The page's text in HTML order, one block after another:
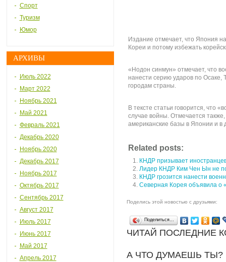
Спорт
Туризм
Юмор
АРХИВЫ
Июль 2022
Март 2022
Ноябрь 2021
Май 2021
Февраль 2021
Декабрь 2020
Ноябрь 2020
Декабрь 2017
Ноябрь 2017
Октябрь 2017
Сентябрь 2017
Август 2017
Июль 2017
Июнь 2017
Май 2017
Апрель 2017
Издание отмечает, что Япония
Кореи и потому избежать
«Нодон синмун» отмечает, что
нанести серию ударов по Осаке,
городам страны.
В тексте статьи говорится, что
случае войны. Отмечается
американские базы в Японии и в
Related posts:
КНДР призывает
Лидер КНДР Ким Чен Ын не
КНДР грозится нанести
Северная Корея объявила о
Поделись этой новостью с друзьями:
Поделиться…
ЧИТАЙ ПОСЛЕДНИЕ
А ЧТО ДУМАЕШЬ